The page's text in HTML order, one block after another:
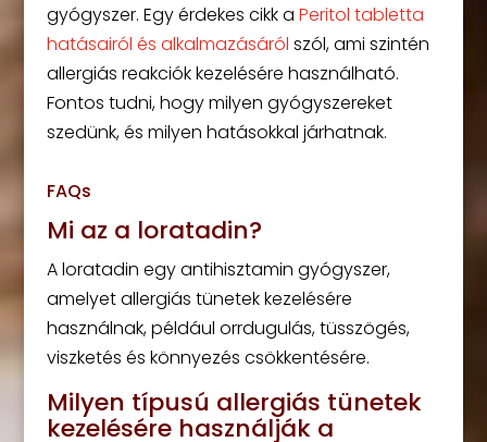
gyógyszer. Egy érdekes cikk a Peritol tabletta
hatásairól és alkalmazásáról szól, ami szintén
allergiás reakciók kezelésére használható.
Fontos tudni, hogy milyen gyógyszereket
szedünk, és milyen hatásokkal járhatnak.
FAQs
Mi az a loratadin?
A loratadin egy antihisztamin gyógyszer,
amelyet allergiás tünetek kezelésére
használnak, például orrdugulás, tüsszögés,
viszketés és könnyezés csökkentésére.
Milyen típusú allergiás tünetek
kezelésére használják a